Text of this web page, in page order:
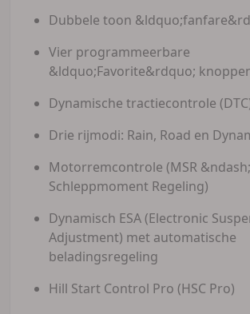
Dubbele toon
Vier programmeerbare
&ldquo;Favorite&rdquo;
Dynamische tractiecontrole
Drie rijmodi: Rain, Road en
Motorremcontrole (MSR
Schleppmoment Regeling)
Dynamisch ESA (Electronic
Adjustment) met automatische
beladingsregeling
Hill Start Control Pro (HSC Pro)